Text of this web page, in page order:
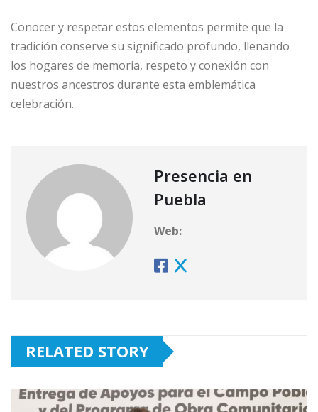
Conocer y respetar estos elementos permite que la
tradición conserve su significado profundo, llenando
los hogares de memoria, respeto y conexión con
nuestros ancestros durante esta emblemática
celebración.
Presencia en
Puebla
Web:
RELATED STORY